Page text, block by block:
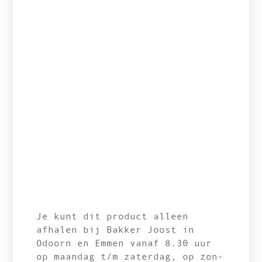
Je kunt dit product alleen
afhalen bij Bakker Joost in
Odoorn en Emmen vanaf 8.30 uur
op maandag t/m zaterdag, op zon-